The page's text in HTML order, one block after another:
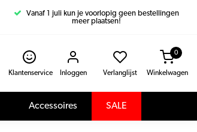
Vanaf 1 juli kun je voorlopig geen bestellingen
meer plaatsen!
Klantenservice Inloggen Verlanglijst Winkelwagen
0
Accessoires SALE